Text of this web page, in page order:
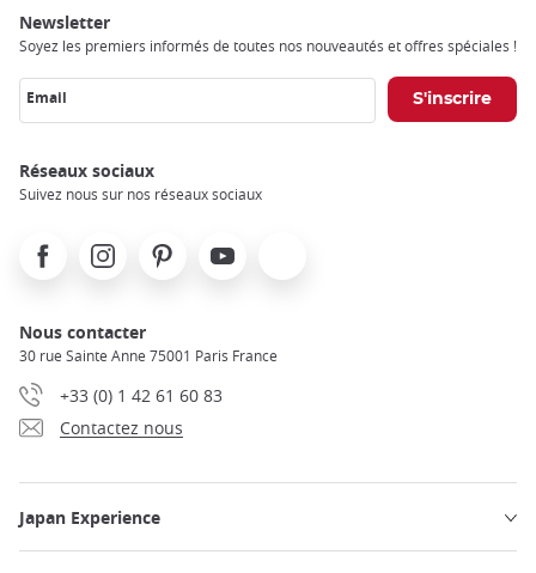
Newsletter
Soyez les premiers informés de toutes nos nouveautés et offres spéciales !
Email
Réseaux sociaux
Suivez nous sur nos réseaux sociaux
FacebookInstagramPinterest Youtube
Nous contacter
30 rue Sainte Anne 75001 Paris France
+33 (0) 1 42 61 60 83
Contactez nous
Japan Experience